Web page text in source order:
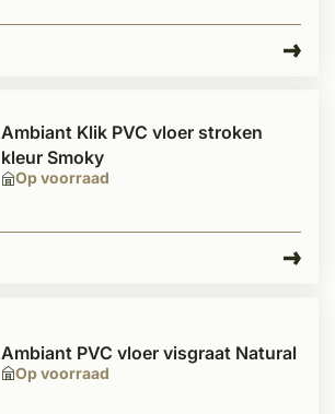
Op voorraad
Ambiant Klik PVC vloer stroken
kleur Smoky
Op voorraad
Ambiant PVC vloer visgraat Natural